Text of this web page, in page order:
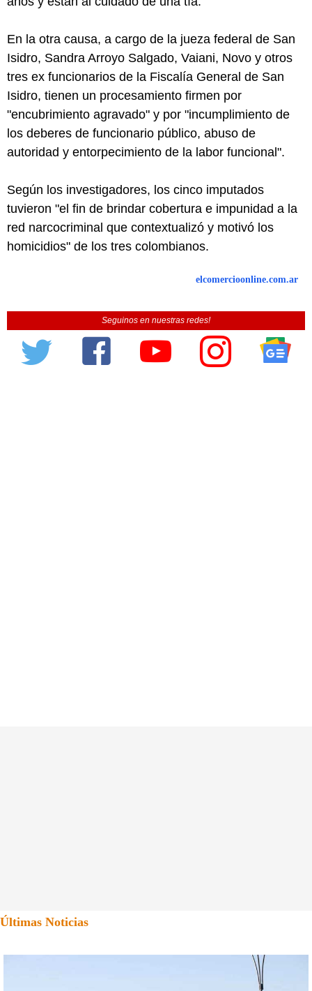
En la otra causa, a cargo de la jueza federal de San
Isidro, Sandra Arroyo Salgado, Vaiani, Novo y otros
tres ex funcionarios de la Fiscalía General de San
Isidro, tienen un procesamiento firmen por
"encubrimiento agravado" y por "incumplimiento de
los deberes de funcionario público, abuso de
autoridad y entorpecimiento de la labor funcional".
Según los investigadores, los cinco imputados
tuvieron "el fin de brindar cobertura e impunidad a la
red narcocriminal que contextualizó y motivó los
homicidios" de los tres colombianos.
elcomercioonline.com.ar
Seguinos en nuestras redes!
Últimas Noticias